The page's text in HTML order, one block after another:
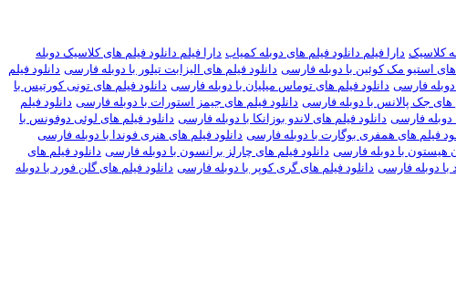
کلاسیک دارا فیلم دانلود فیلم های دوبله کمیاب دارا فیلم دانلود فیلم های کلاسیک دوبله
های استیو مک کوئین با دوبله فارسی دانلود فیلم های الیزابت تیلور با دوبله فارسی دانلود فیلم
دوبله فارسی دانلود فیلم های توماس میلیان با دوبله فارسی دانلود فیلم های تونی کورتیس با
های جک پالانس با دوبله فارسی دانلود فیلم های جیمز استورات با دوبله فارسی دانلود فیلم
دوبله فارسی دانلود فیلم های لاندو بوزانکا با دوبله فارسی دانلود فیلم های لوئی دوفونس با
فیلم های همفری بوگارت با دوبله فارسی دانلود فیلم های هنری فوندا با دوبله فارسی
هیستون با دوبله فارسی دانلود فیلم های چارلز برانسون با دوبله فارسی دانلود فیلم های
با دوبله فارسی دانلود فیلم های گری کوپر با دوبله فارسی دانلود فیلم های گلن فورد با دوبله